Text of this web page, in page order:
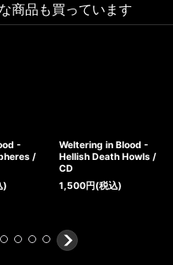
商品も買っています
-
/
)
Weltering in Blood -
Hellish Death Howls /
CD
1,500円(税込)